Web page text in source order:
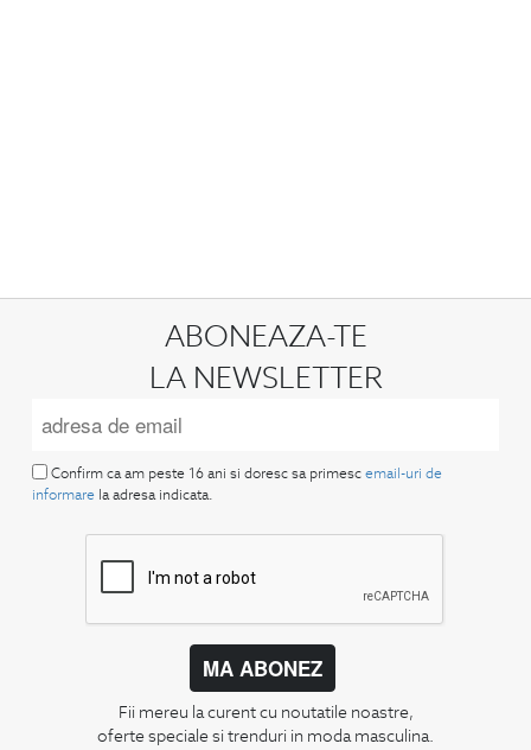
ABONEAZA-TE
LA NEWSLETTER
Confirm ca am peste 16 ani si doresc sa primesc email-uri de
informare la adresa indicata.
MA ABONEZ
Fii mereu la curent cu noutatile noastre,
oferte speciale si trenduri in moda masculina.